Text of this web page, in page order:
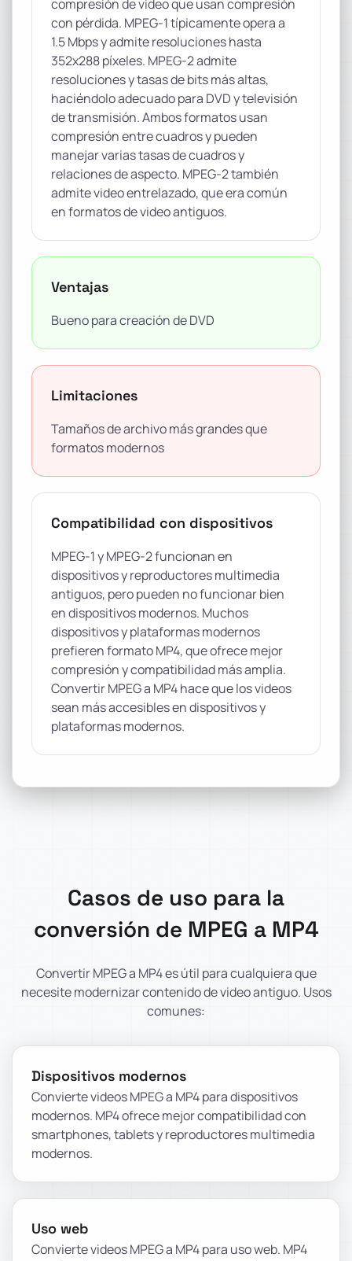
compresión de video que usan compresión
con pérdida. MPEG-1 típicamente opera a
1.5 Mbps y admite resoluciones hasta
352x288 píxeles. MPEG-2 admite
resoluciones y tasas de bits más altas,
haciéndolo adecuado para DVD y televisión
de transmisión. Ambos formatos usan
compresión entre cuadros y pueden
manejar varias tasas de cuadros y
relaciones de aspecto. MPEG-2 también
admite video entrelazado, que era común
en formatos de video antiguos.
Ventajas
Bueno para creación de DVD
Limitaciones
Tamaños de archivo más grandes que
formatos modernos
Compatibilidad con dispositivos
MPEG-1 y MPEG-2 funcionan en
dispositivos y reproductores multimedia
antiguos, pero pueden no funcionar bien
en dispositivos modernos. Muchos
dispositivos y plataformas modernos
prefieren formato MP4, que ofrece mejor
compresión y compatibilidad más amplia.
Convertir MPEG a MP4 hace que los videos
sean más accesibles en dispositivos y
plataformas modernos.
Casos de uso para la
conversión de MPEG a MP4
Convertir MPEG a MP4 es útil para cualquiera que
necesite modernizar contenido de video antiguo. Usos
comunes:
Dispositivos modernos
Convierte videos MPEG a MP4 para dispositivos
modernos. MP4 ofrece mejor compatibilidad con
smartphones, tablets y reproductores multimedia
modernos.
Uso web
Convierte videos MPEG a MP4 para uso web. MP4